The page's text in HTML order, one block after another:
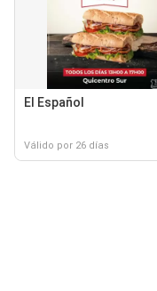
El Español
Válido por 26 días